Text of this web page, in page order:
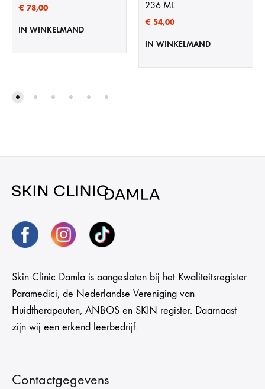
€ 78,00
IN WINKELMAND
236 ML
€ 54,00
IN WINKELMAND
Skin Clinic Damla is aangesloten bij het Kwaliteitsregister
Paramedici, de Nederlandse Vereniging van
Huidtherapeuten, ANBOS en SKIN register. Daarnaast
zijn wij een erkend leerbedrijf.
Contactgegevens